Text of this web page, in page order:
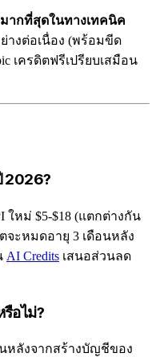
มากที่สุดในทางเทคนิค
ย่างต่อเนื่อง (พร้อมขีด
เครดิตฟรีเปรียบเสมือน
2026?
ใหม่ $5-$18 (แตกต่างกัน
ะหมดอายุ 3 เดือนหลัง
AI Credits เสนอส่วนลด
อไม่?
นหลังจากสร้างบัญชีของ